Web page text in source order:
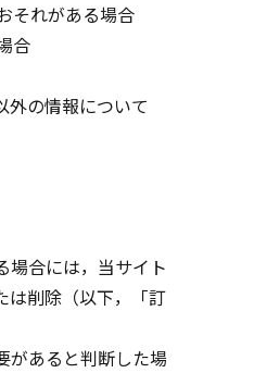
それがある場合
合
外の情報について
場合には，当サイト
は削除（以下，「訂
があると判断した場